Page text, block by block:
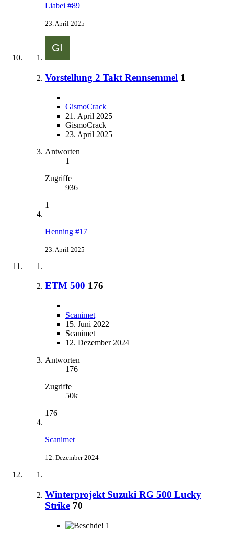
Liabei #89
23. April 2025
Vorstellung 2 Takt Rennsemmel 1
GismoCrack
21. April 2025
GismoCrack
23. April 2025
Antworten
1
Zugriffe
936
1
Henning #17
23. April 2025
ETM 500 176
Scanimet
15. Juni 2022
Scanimet
12. Dezember 2024
Antworten
176
Zugriffe
50k
176
Scanimet
12. Dezember 2024
Winterprojekt Suzuki RG 500 Lucky
Strike 70
1